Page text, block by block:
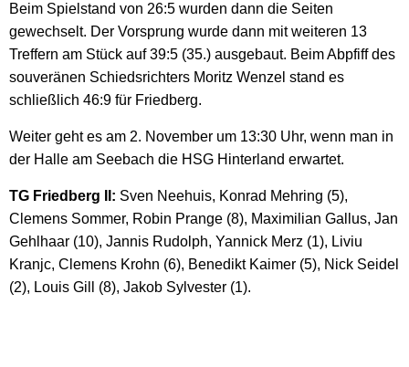
Beim Spielstand von 26:5 wurden dann die Seiten
gewechselt. Der Vorsprung wurde dann mit weiteren 13
Treffern am Stück auf 39:5 (35.) ausgebaut. Beim Abpfiff des
souveränen Schiedsrichters Moritz Wenzel stand es
schließlich 46:9 für Friedberg.
Weiter geht es am 2. November um 13:30 Uhr, wenn man in
der Halle am Seebach die HSG Hinterland erwartet.
TG Friedberg II: Sven Neehuis, Konrad Mehring (5),
Clemens Sommer, Robin Prange (8), Maximilian Gallus, Jan
Gehlhaar (10), Jannis Rudolph, Yannick Merz (1), Liviu
Kranjc, Clemens Krohn (6), Benedikt Kaimer (5), Nick Seidel
(2), Louis Gill (8), Jakob Sylvester (1).